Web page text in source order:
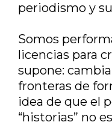
periodismo y
Somos
licencias para
supone:
fronteras de
idea de que el
“historias” no